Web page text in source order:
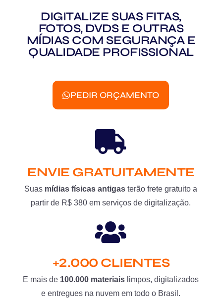
DIGITALIZE SUAS FITAS,
FOTOS, DVDS E OUTRAS
MÍDIAS COM SEGURANÇA E
QUALIDADE PROFISSIONAL
PEDIR ORÇAMENTO
ENVIE GRATUITAMENTE
Suas mídias físicas antigas terão frete gratuito a
partir de R$ 380 em serviços de digitalização.
+2.000 CLIENTES
E mais de 100.000 materiais limpos, digitalizados
e entregues na nuvem em todo o Brasil.